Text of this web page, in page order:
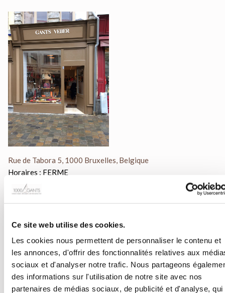
Ce site web utilise des cookies.
Les cookies nous permettent de personnaliser le contenu et
les annonces, d'offrir des fonctionnalités relatives aux
sociaux et d'analyser notre trafic. Nous partageons
des informations sur l'utilisation de notre site avec nos
partenaires de médias sociaux, de publicité et d'analyse, qui
Rue de Tabora 5, 1000 Bruxelles, Belgique
Horaires : FERME
Vous pouvez toujours vous faire livrer grâce à notre site
Tél : +32 (0)2 503 60 23
En plein cœur de Bruxelles , notre ganterie vous accueille dans
cadre chaleureux et raffiné. Explorez notre gamme de gants en
de haute qualité, conçus pour allier confort et style. Nos